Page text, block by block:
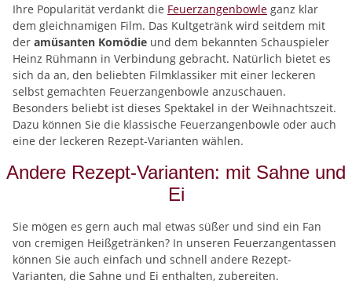
Ihre Popularität verdankt die Feuerzangenbowle ganz klar
dem gleichnamigen Film. Das Kultgetränk wird seitdem mit
der amüsanten Komödie und dem bekannten Schauspieler
Heinz Rühmann in Verbindung gebracht. Natürlich bietet es
sich da an, den beliebten Filmklassiker mit einer leckeren
selbst gemachten Feuerzangenbowle anzuschauen.
Besonders beliebt ist dieses Spektakel in der Weihnachtszeit.
Dazu können Sie die klassische Feuerzangenbowle oder auch
eine der leckeren Rezept-Varianten wählen.
Andere Rezept-Varianten: mit Sahne und
Ei
Sie mögen es gern auch mal etwas süßer und sind ein Fan
von cremigen Heißgetränken? In unseren Feuerzangentassen
können Sie auch einfach und schnell andere Rezept-
Varianten, die Sahne und Ei enthalten, zubereiten.